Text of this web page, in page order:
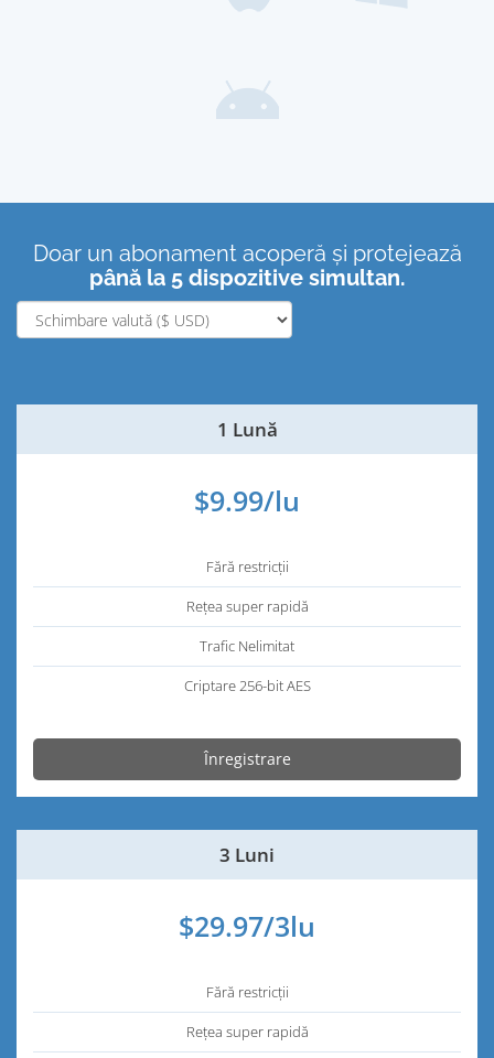
Doar un abonament acoperă și protejează
până la 5 dispozitive simultan.
1 Lună
$9.99/lu
Fără restricții
Rețea super rapidă
Trafic Nelimitat
Criptare 256-bit AES
Înregistrare
3 Luni
$29.97/3lu
Fără restricții
Rețea super rapidă